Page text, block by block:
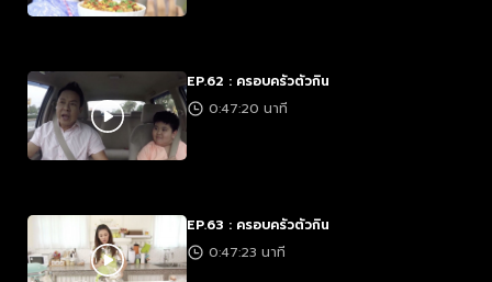
EP.62 : ครอบครัวตัวกิน
0:47:20 นาที
EP.63 : ครอบครัวตัวกิน
0:47:23 นาที